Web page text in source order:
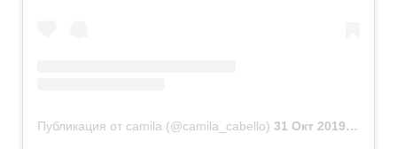
Публикация от camila (@camila_cabello) 31 Окт 2019 в 9:31 PDT